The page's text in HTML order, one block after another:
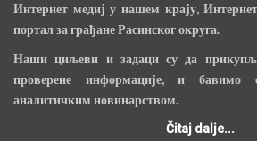
Интернет медиј у нашем крају,
портал за грађане Расинског округа.
Наши циљеви и задаци су да
проверене информације, и бавимо
аналитичким новинарством.
Čitaj dalje...